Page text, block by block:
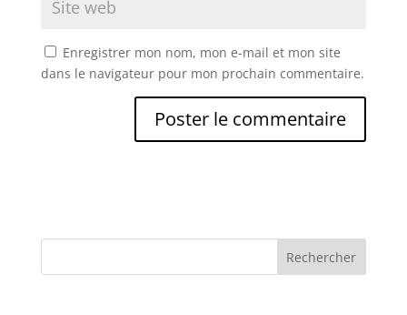
Enregistrer mon nom, mon e-mail et mon site
dans le navigateur pour mon prochain commentaire.